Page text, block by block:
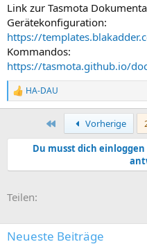
Link zur Tasmota
Gerätekonfiguration:
https://
Kommandos:
https://tasmota.github.io/
R
e
t
n
n
HA-DAU
Erste Vorherige
Du musst dich
Teilen:
Neueste Beiträge